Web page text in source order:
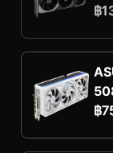
฿
฿